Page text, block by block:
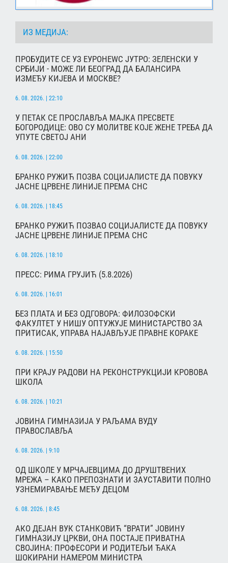
ИЗ МЕДИЈА:
ПРОБУДИТЕ СЕ УЗ ЕУРОНЕWС ЈУТРО: ЗЕЛЕНСКИ У
СРБИЈИ - МОЖЕ ЛИ БЕОГРАД ДА БАЛАНСИРА
ИЗМЕЂУ КИЈЕВА И МОСКВЕ?
6. 08. 2026. | 22:10
У ПЕТАК СЕ ПРОСЛАВЉА МАЈКА ПРЕСВЕТЕ
БОГОРОДИЦЕ: ОВО СУ МОЛИТВЕ КОЈЕ ЖЕНЕ ТРЕБА ДА
УПУТЕ СВЕТОЈ АНИ
6. 08. 2026. | 22:00
БРАНКО РУЖИЋ ПОЗВА СОЦИЈАЛИСТЕ ДА ПОВУКУ
ЈАСНЕ ЦРВЕНЕ ЛИНИЈЕ ПРЕМА СНС
6. 08. 2026. | 18:45
БРАНКО РУЖИЋ ПОЗВАО СОЦИЈАЛИСТЕ ДА ПОВУКУ
ЈАСНЕ ЦРВЕНЕ ЛИНИЈЕ ПРЕМА СНС
6. 08. 2026. | 18:10
ПРЕСС: РИМА ГРУЈИЋ (5.8.2026)
6. 08. 2026. | 16:01
БЕЗ ПЛАТА И БЕЗ ОДГОВОРА: ФИЛОЗОФСКИ
ФАКУЛТЕТ У НИШУ ОПТУЖУЈЕ МИНИСТАРСТВО ЗА
ПРИТИСАК, УПРАВА НАЈАВЉУЈЕ ПРАВНЕ КОРАКЕ
6. 08. 2026. | 15:50
ПРИ КРАЈУ РАДОВИ НА РЕКОНСТРУКЦИЈИ КРОВОВА
ШКОЛА
6. 08. 2026. | 10:21
ЈОВИНА ГИМНАЗИЈА У РАЉАМА ВУДУ
ПРАВОСЛАВЉА
6. 08. 2026. | 9:10
ОД ШКОЛЕ У МРЧАЈЕВЦИМА ДО ДРУШТВЕНИХ
МРЕЖА – КАКО ПРЕПОЗНАТИ И ЗАУСТАВИТИ ПОЛНО
УЗНЕМИРАВАЊЕ МЕЂУ ДЕЦОМ
6. 08. 2026. | 8:45
АКО ДЕЈАН ВУК СТАНКОВИЋ “ВРАТИ” ЈОВИНУ
ГИМНАЗИЈУ ЦРКВИ, ОНА ПОСТАЈЕ ПРИВАТНА
СВОЈИНА: ПРОФЕСОРИ И РОДИТЕЉИ ЂАКА
ШОКИРАНИ НАМЕРОМ МИНИСТРА